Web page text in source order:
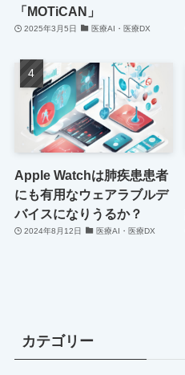
「MOTiCAN」
2025年3月5日 医療AI・医療DX
Apple Watchは肺疾患患者
にも有用なウェアラブルデ
バイスになりうるか？
2024年8月12日 医療AI・医療DX
カテゴリー